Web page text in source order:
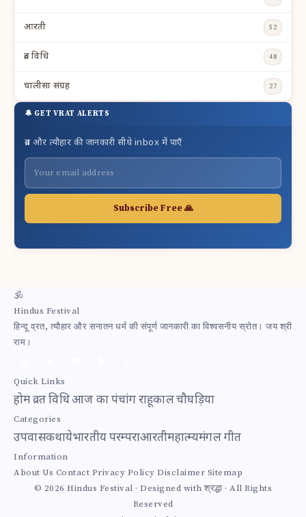
आरती 52
व्रत विधि 48
चालीसा संग्रह 27
🔔 GET VRAT ALERTS
व्रत और त्यौहार की जानकारी सीधे inbox में पाएँ
Subscribe Free 🙏
🕉
Hindus Festival
हिन्दू व्रत, त्यौहार और सनातन धर्म की संपूर्ण जानकारी का विश्वसनीय स्रोत। जय श्री
राम।
Quick Links
होमव्रत विधिआज का पंचांगराहूकालचौघड़िया
Categories
उपवासकथायेभारतीय परम्पराआरतीमहात्म्यमंगल गीत
Information
About Us Contact Privacy Policy Disclaimer Sitemap
© 2026 Hindus Festival · Designed with श्रद्धा · All Rights
Reserved